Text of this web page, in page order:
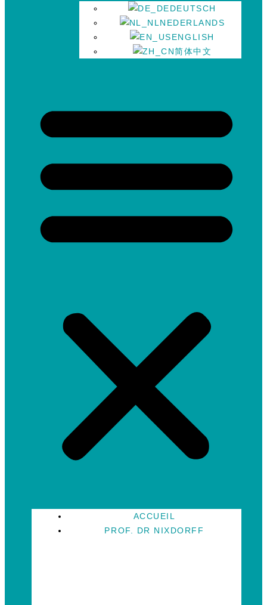
DEUTSCH
NEDERLANDS
ENGLISH
简体中文
ACCUEIL
PROF. DR NIXDORFF